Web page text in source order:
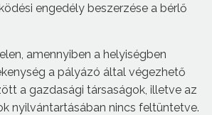
engedély beszerzése a bérlő
amennyiben a helyiségben
a pályázó által végezhető
a gazdasági társaságok, illetve az
nyilvántartásában nincs feltüntetve.